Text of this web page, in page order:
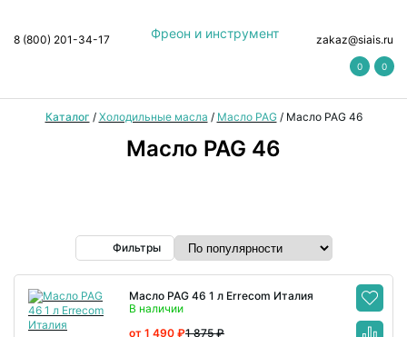
Фреон и инструмент
8 (800) 201-34-17 zakaz@siais.ru
0 0
Каталог / Холодильные масла / Масло PAG/ Масло PAG 46
Масло PAG 46
Фильтры
Масло PAG 46 1 л Errecom Италия
В наличии
1 875 ₽
от 1 490 ₽